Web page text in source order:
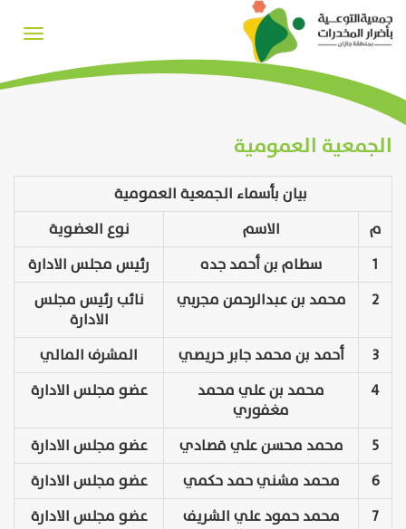
الجمعية العمومية
بيان بأسماء الجمعية العمومية
م
الاسم
نوع العضوية
1
سطام بن أحمد جده
رئيس مجلس الادارة
2
محمد بن عبدالرحمن مجربي
نائب رئيس مجلس
الادارة
3
أحمد بن محمد جابر حريصي
المشرف المالي
4
محمد بن علي محمد
مغفوري
عضو مجلس الادارة
5 محمد محسن علي قصادي
عضو مجلس الادارة
6
محمد مشني حمد حكمي
عضو مجلس الادارة
7
محمد حمود علي الشريف
عضو مجلس الادارة